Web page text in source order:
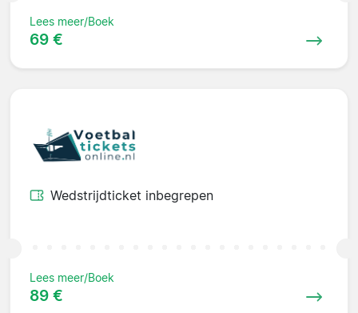
Lees meer/Boek
69 €
Wedstrijdticket inbegrepen
Lees meer/Boek
89 €